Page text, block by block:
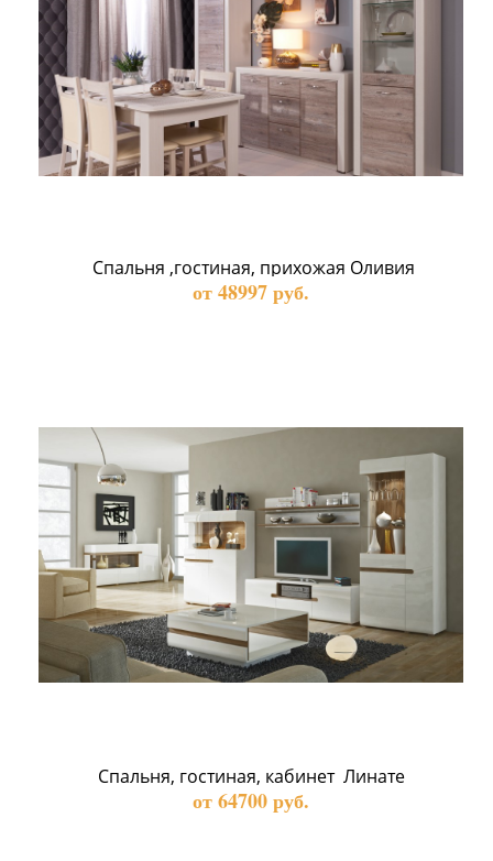
Спальня ,гостиная, прихожая Оливия
от 48997 руб.
Спальня, гостиная, кабинет  Линате
от 64700 руб.